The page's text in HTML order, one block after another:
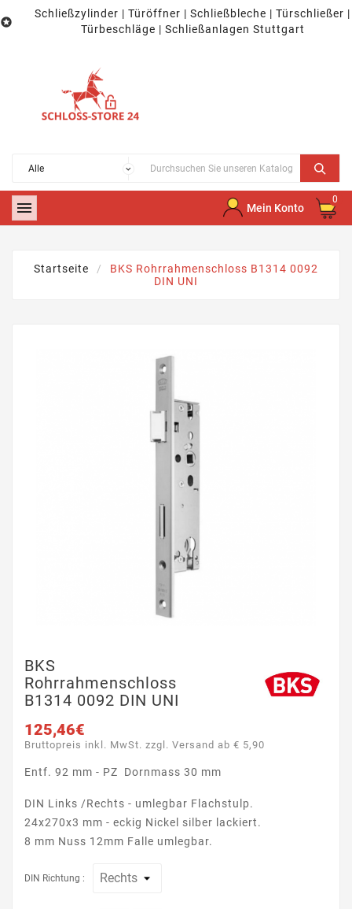

Schließzylinder | Türöffner | Schließbleche | Türschließer |
Türbeschläge | Schließanlagen Stuttgart
 Mein Konto
0
Startseite
BKS Rohrrahmenschloss B1314 0092
DIN UNI
BKS
Rohrrahmenschloss
B1314 0092 DIN UNI
125,46€
Bruttopreis inkl. MwSt. zzgl. Versand ab € 5,90
Entf. 92 mm - PZ Dornmass 30 mm
DIN Links /Rechts - umlegbar Flachstulp.
24x270x3 mm - eckig Nickel silber lackiert.
8 mm Nuss 12mm Falle umlegbar.
DIN Richtung :